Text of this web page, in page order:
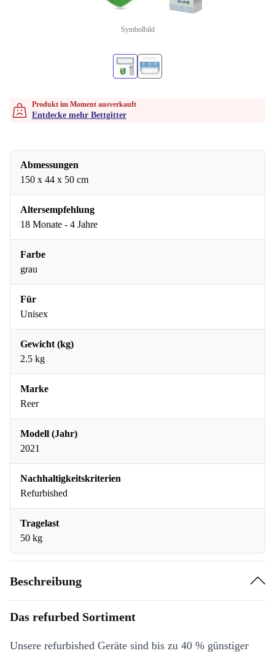
Symbolbild
Produkt im Moment ausverkauft
Entdecke mehr Bettgitter
Abmessungen
150 x 44 x 50 cm
Altersempfehlung
18 Monate - 4 Jahre
Farbe
grau
Für
Unisex
Gewicht (kg)
2.5 kg
Marke
Reer
Modell (Jahr)
2021
Nachhaltigkeitskriterien
Refurbished
Tragelast
50 kg
Beschreibung
Das refurbed Sortiment
Unsere refurbished Geräte sind bis zu 40 % günstiger